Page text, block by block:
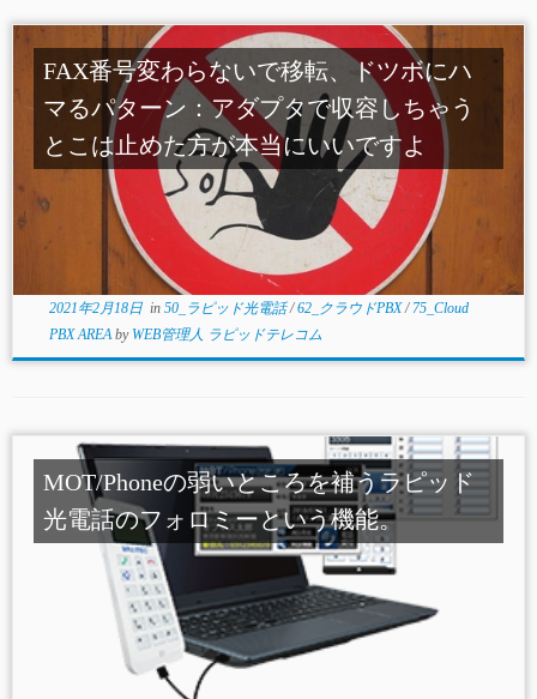
FAX番号変わらないで移転、ドツボにハ
マるパターン：アダプタで収容しちゃう
とこは止めた方が本当にいいですよ
2021年2月18日in 50_ラピッド光電話/62_クラウドPBX/ 75_Cloud
PBX AREAby WEB管理人 ラピッドテレコム
MOT/Phoneの弱いところを補うラピッド
光電話のフォロミーという機能。